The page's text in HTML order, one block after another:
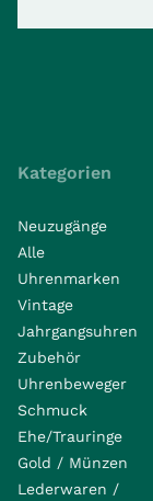
Kategorien
Neuzugänge
Alle
Uhrenmarken
Vintage
Jahrgangsuhren
Zubehör
Uhrenbeweger
Schmuck
Ehe/Trauringe
Gold / Münzen
Lederwaren /